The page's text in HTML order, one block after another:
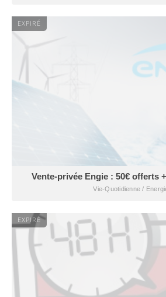
EXPIRÉ
Vente-privée Engie : 50€ offerts
Vie-Quotidienne /
EXPIRÉ